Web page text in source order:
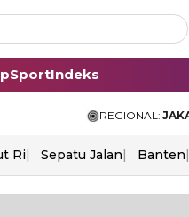
SportIndeks
REGIONAL:
Ri Sepatu Jalan Banten